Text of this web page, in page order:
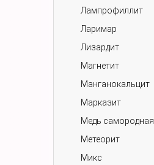
Лампрофиллит
Ларимар
Лизардит
Магнетит
Манганокальцит
Марказит
Медь самородная
Метеорит
Микс